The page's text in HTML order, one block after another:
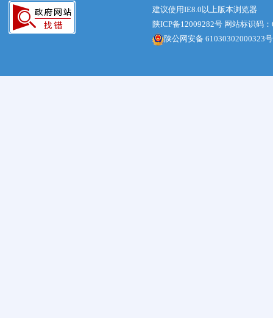
建议使用IE8.0以上版本浏览器
陕ICP备12009282号 网站标识码
陕公网安备 61030302000323号